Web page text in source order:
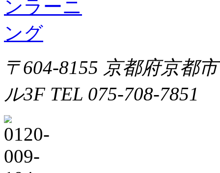
〒604-8155 京都府京都
ル3F TEL 075-708-7851